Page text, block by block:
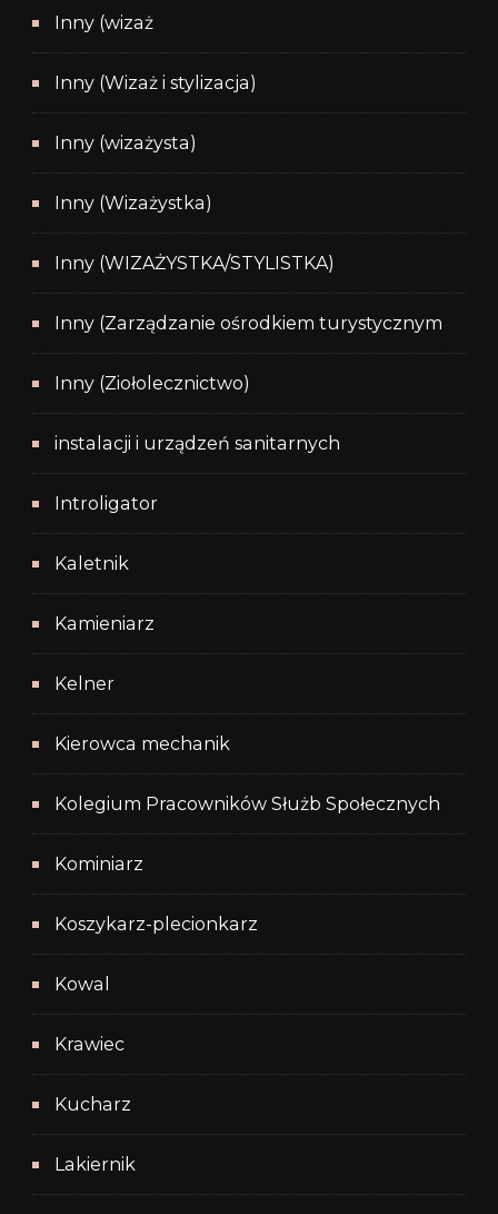
Inny (wizaż
Inny (Wizaż i stylizacja)
Inny (wizażysta)
Inny (Wizażystka)
Inny (WIZAŻYSTKA/STYLISTKA)
Inny (Zarządzanie ośrodkiem turystycznym
Inny (Ziołolecznictwo)
instalacji i urządzeń sanitarnych
Introligator
Kaletnik
Kamieniarz
Kelner
Kierowca mechanik
Kolegium Pracowników Służb Społecznych
Kominiarz
Koszykarz-plecionkarz
Kowal
Krawiec
Kucharz
Lakiernik